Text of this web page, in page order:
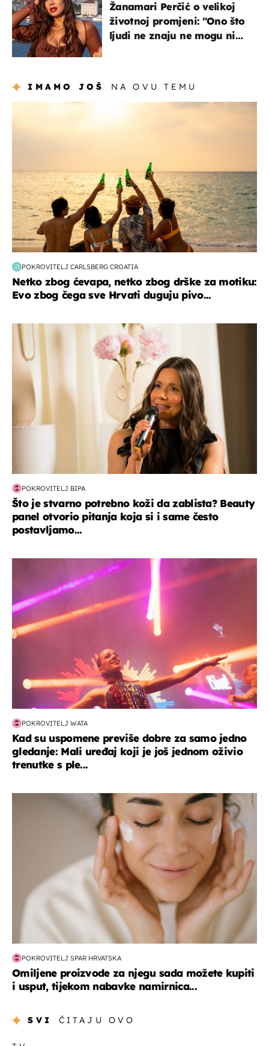
Žanamari Perčić o velikoj
životnoj promjeni: "Ono što
ljudi ne znaju ne mogu ni
IMAMO JOŠ NA OVU TEMU
POKROVITELJ CARLSBERG CROATIA
Netko zbog ćevapa, netko zbog drške za motiku:
Evo zbog čega sve Hrvati duguju pivo...
moda & ljepota
POKROVITELJ BIPA
Što je stvarno potrebno koži da zablista? Beauty
panel otvorio pitanja koja si i same često
postavljamo...
POKROVITELJ WATA
Kad su uspomene previše dobre za samo jedno
gledanje: Mali uređaj koji je još jednom oživio
trenutke s ple...
moda & ljepota
POKROVITELJ SPAR HRVATSKA
Omiljene proizvode za njegu sada možete kupiti
i usput, tijekom nabavke namirnica...
SVI ČITAJU OVO